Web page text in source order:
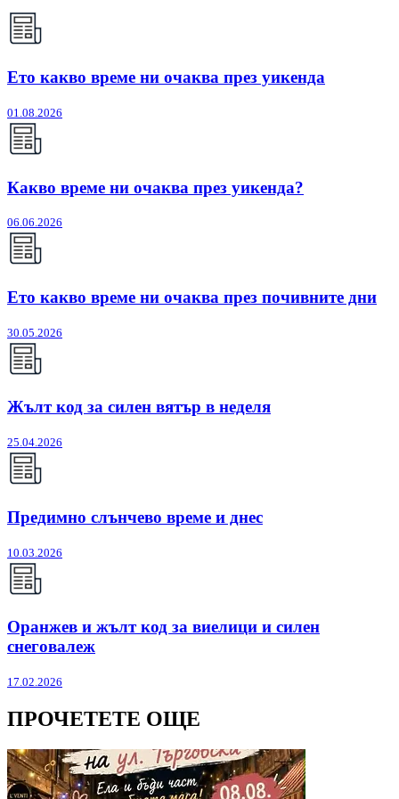
Ето какво време ни очаква през уикенда
01.08.2026
Какво време ни очаква през уикенда?
06.06.2026
Ето какво време ни очаква през почивните дни
30.05.2026
Жълт код за силен вятър в неделя
25.04.2026
Предимно слънчево време и днес
10.03.2026
Оранжев и жълт код за виелици и силен
снеговалеж
17.02.2026
ПРОЧЕТЕТЕ ОЩЕ